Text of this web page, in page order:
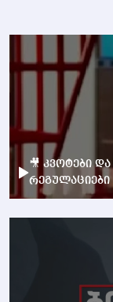
🎥 კვოტები
რეგულაციები